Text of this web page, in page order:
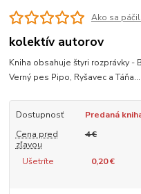
Ako sa
kolektív autorov
Kniha obsahuje štyri rozprávky -
Verný pes Pipo, Ryšavec a
Dostupnosť
Predaná
Cena pred
zľavou
4 €
Ušetríte 0,20 €